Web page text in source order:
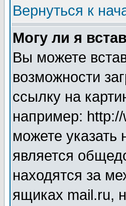
Вернуться к
Могу ли я
Вы можете
возможности
ссылку на
например:
можете указать
является
находятся за
ящиках mail.ru,